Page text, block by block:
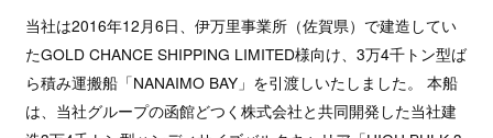
当社は2016年12月6日、伊万里事業所（佐賀県）で建造してい
たGOLD CHANCE SHIPPING LIMITED様向け、3万4千トン型ば
ら積み運搬船「NANAIMO BAY」を引渡しいたしました。 本船
は、当社グループの函館どつく株式会社と共同開発した当社建